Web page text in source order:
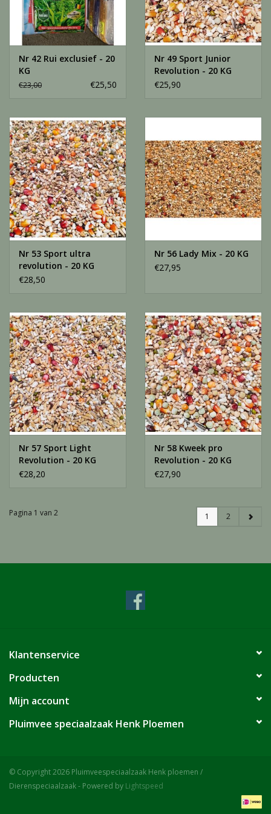
Nr 42 Rui exclusief - 20
KG
€23,00 €25,50
Nr 49 Sport Junior
Revolution - 20 KG
€25,90
Nr 53 Sport ultra
revolution - 20 KG
€28,50
Nr 56 Lady Mix - 20 KG
€27,95
Nr 57 Sport Light
Revolution - 20 KG
€28,20
Nr 58 Kweek pro
Revolution - 20 KG
€27,90
Pagina 1 van 2 1 2
Klantenservice
Producten
Mijn account
Pluimvee speciaalzaak Henk Ploemen
© Copyright 2026 Pluimveespeciaalzaak Henk ploemen /
Dierenspeciaalzaak - Powered by Lightspeed